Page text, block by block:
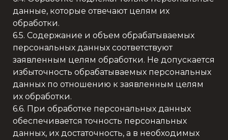
данные, которые отвечают целям их
обработки.
6.5. Содержание и объем обрабатываемых
персональных данных соответствуют
заявленным целям обработки. Не допускается
избыточность обрабатываемых персональных
данных по отношению к заявленным целям
их обработки.
6.6. При обработке персональных данных
обеспечивается точность персональных
данных, их достаточность, а в необходимых